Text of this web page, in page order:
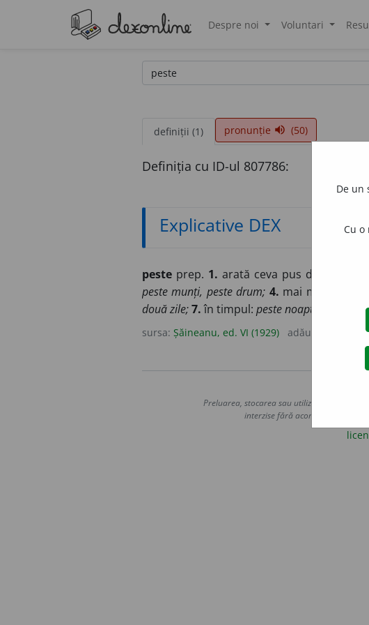
Despre noi Voluntari
definiții (1) pronunție volume_up (50)
Definiția cu ID-ul 807786:
Explicative DEX
peste prep. 1. arată ceva pus d’asupra:
peste munți, peste drum; 4. mai mult:
două zile;7.în timpul: peste noapte.
sursa: Șăineanu, ed. VI (1929) adăugată de
Preluarea, stocarea sau utilizarea datelor
interzise fără acordul nostru
De un
Cu o